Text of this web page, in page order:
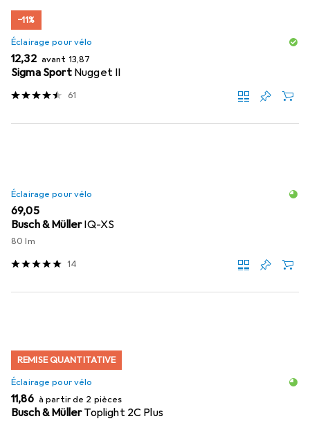
−11%
Éclairage pour vélo
EUR
12,32 avant EUR
13,87
Sigma Sport Nugget II
61
Éclairage pour vélo
EUR
69,05
Busch & MüllerIQ-XS
80 lm
14
REMISE QUANTITATIVE
Éclairage pour vélo
EUR
11,86 à partir de 2 pièces
Busch & MüllerToplight 2C Plus